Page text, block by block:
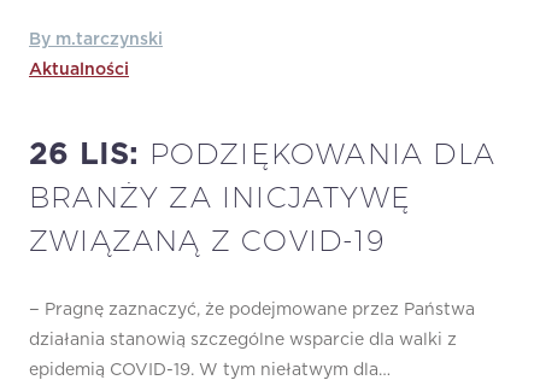
By m.tarczynski
Aktualności
26 LIS: PODZIĘKOWANIA DLA
BRANŻY ZA INICJATYWĘ
ZWIĄZANĄ Z COVID-19
− Pragnę zaznaczyć, że podejmowane przez Państwa
działania stanowią szczególne wsparcie dla walki z
epidemią COVID-19. W tym niełatwym dla…